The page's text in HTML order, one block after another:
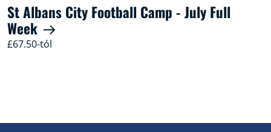
St Albans City Football Camp - July Full
Week
£67.50-tól